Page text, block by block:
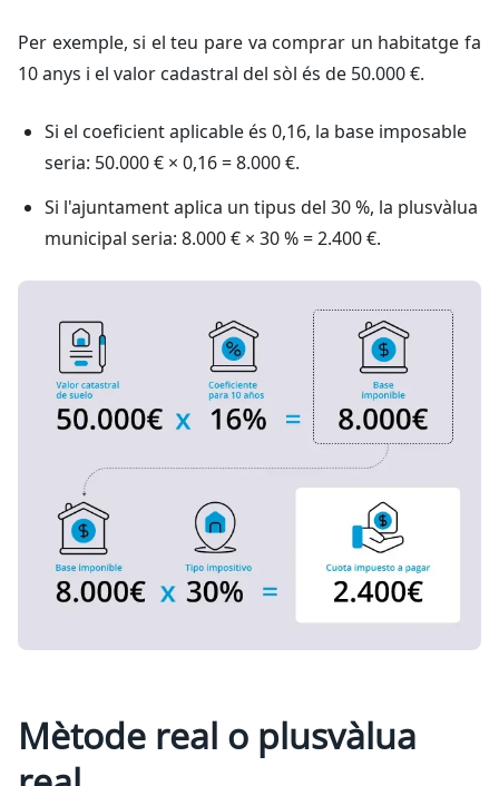
Per exemple, si el teu pare va comprar un habitatge fa
10 anys i el valor cadastral del sòl és de 50.000 €.
Si el coeficient aplicable és 0,16, la base imposable
seria: 50.000 € × 0,16 = 8.000 €.
Si l'ajuntament aplica un tipus del 30 %, la plusvàlua
municipal seria: 8.000 € × 30 % = 2.400 €.
Mètode real o plusvàlua